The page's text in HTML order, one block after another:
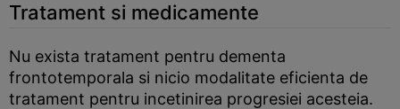
Tratament si medicamente
Nu exista tratament pentru dementa
frontotemporala si nicio modalitate eficienta de
tratament pentru incetinirea progresiei acesteia.